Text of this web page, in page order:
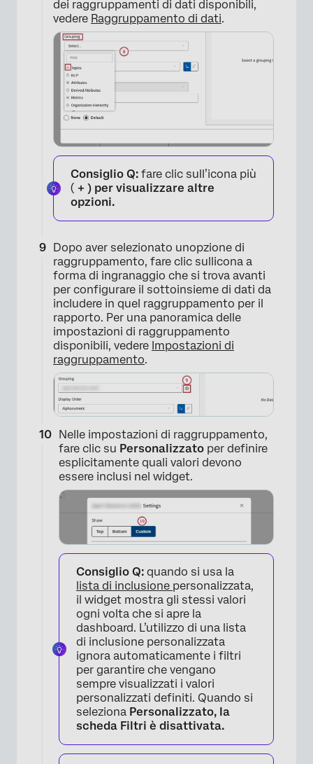
dei raggruppamenti di dati disponibili,
vedere Raggruppamento di dati.
Consiglio Q: fare clic sull’icona più
( + ) per visualizzare altre
opzioni.
Dopo aver selezionato unopzione di
raggruppamento, fare clic sullicona a
forma di ingranaggio che si trova avanti
per configurare il sottoinsieme di dati da
includere in quel raggruppamento per il
rapporto. Per una panoramica delle
impostazioni di raggruppamento
disponibili, vedere Impostazioni di
raggruppamento.
Nelle impostazioni di raggruppamento,
fare clic su Personalizzato per definire
esplicitamente quali valori devono
essere inclusi nel widget.
Consiglio Q: quando si usa la
lista di inclusione personalizzata,
il widget mostra gli stessi valori
ogni volta che si apre la
dashboard. L’utilizzo di una lista
di inclusione personalizzata
ignora automaticamente i filtri
per garantire che vengano
sempre visualizzati i valori
personalizzati definiti. Quando si
seleziona Personalizzato, la
scheda Filtri è disattivata.